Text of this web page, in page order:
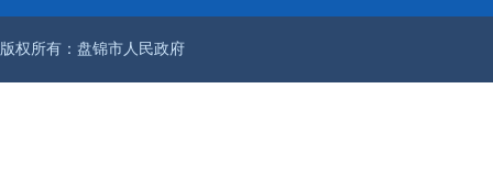
版权所有：盘锦市人民政府